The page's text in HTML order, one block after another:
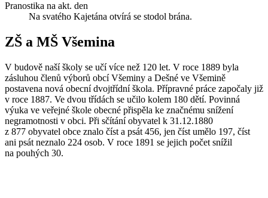
Pranostika na akt. den
Na svatého Kajetána otvírá se stodol brána.
ZŠ a MŠ Všemina
V budově naší školy se učí více než 120 let. V roce 1889 byla
zásluhou členů výborů obcí Všeminy a Dešné ve Všemině
postavena nová obecní dvojtřídní škola. Přípravné práce započaly již
v roce 1887. Ve dvou třídách se učilo kolem 180 dětí. Povinná
výuka ve veřejné škole obecné přispěla ke značnému snížení
negramotnosti v obci. Při sčítání obyvatel k 31.12.1880
z 877 obyvatel obce znalo číst a psát 456, jen číst umělo 197, číst
ani psát neznalo 224 osob. V roce 1891 se jejich počet snížil
na pouhých 30.